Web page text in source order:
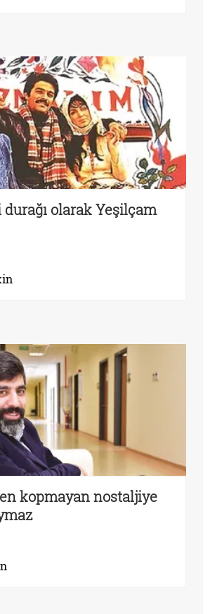
olarak Yeşilçam
kopmayan nostaljiye